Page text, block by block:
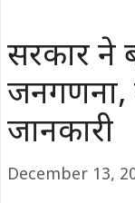
सरकार ने
जनगणना,
जानकारी
December 13,